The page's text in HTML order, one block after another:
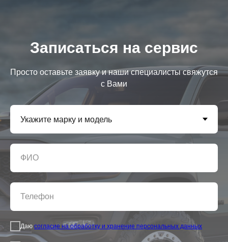
Записаться на сервис
Просто оставьте заявку и наши специалисты свяжутся
с Вами
Даю согласие на обработку и хранение персональных данных